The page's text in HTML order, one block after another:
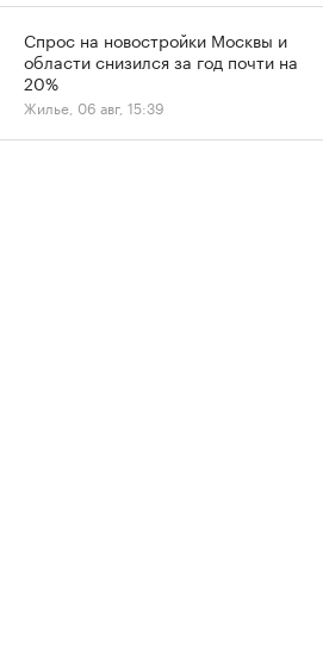
Спрос на новостройки Москвы и
области снизился за год почти на
20%
Жилье, 06 авг, 15:39